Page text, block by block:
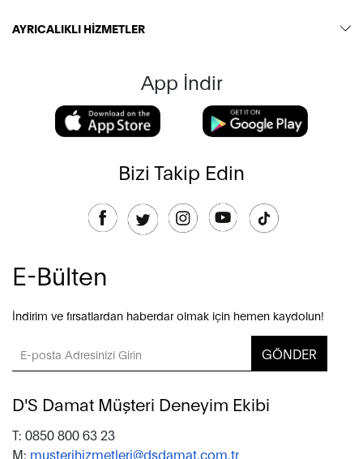
AYRICALIKLI HİZMETLER
App İndir
Bizi Takip Edin
E-Bülten
İndirim ve fırsatlardan haberdar olmak için hemen kaydolun!
GÖNDER
D'S Damat Müşteri Deneyim Ekibi
T: 0850 800 63 23
M: musterihizmetleri@dsdamat.com.tr